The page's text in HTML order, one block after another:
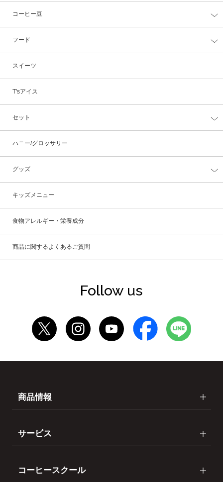
コーヒー豆
フード
スイーツ
T'sアイス
セット
ハニー/グロッサリー
グッズ
キッズメニュー
食物アレルギー・栄養成分
商品に関するよくあるご質問
Follow us
商品情報
サービス
コーヒースクール